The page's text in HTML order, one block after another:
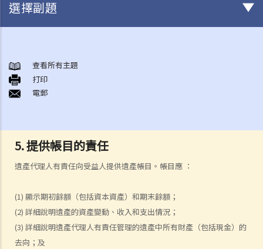
5. 提供帳目的責任
遺產代理人有責任向受益人提供遺產帳目。帳目應 ：
(1) 顯示期初餘額（包括資本資產）和期末餘額；
(2) 詳細說明遺產的資產變動、收入和支出情況；
(3) 詳細說明遺產代理人有責任管理的遺產中所有財產（包括現金）的
去向；及
選擇副題
1. 訂立遺囑的好處
2. 在授予承辦書方面，有遺囑的遺產與沒有遺囑的遺產有何分別?
如何訂立遺囑
Q1. 假如立遺囑人僅透過電話與律師討論遺囑內容，但從未簽署任何遺
囑，到底立遺囑人有沒有簽立有效的遺囑？
2. 在訂立遺囑之前，有甚麼事項需要考慮？
1. 遺產有哪些類型?
2. 將饋贈贈予給不同受益人時需要考慮什麽事項？
3. 訂立遺囑時有什麼要注意？
4. 問與答
查看所有主題
打印
電郵